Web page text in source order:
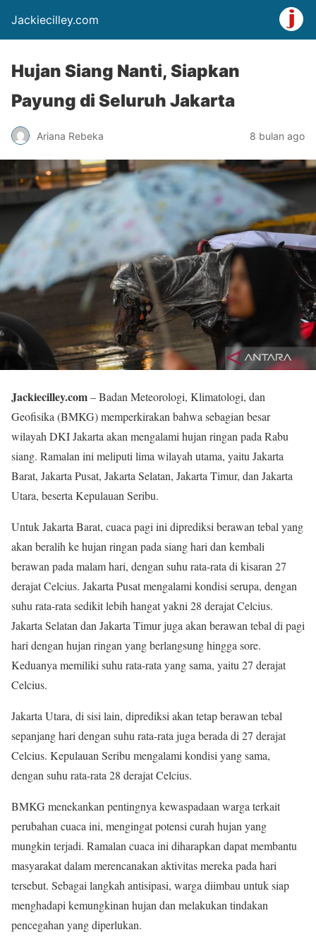
Jackiecilley.com
Hujan Siang Nanti, Siapkan
Payung di Seluruh Jakarta
Ariana Rebeka 8 bulan ago
Jackiecilley.com– Badan Meteorologi, Klimatologi, dan
Geofisika (BMKG) memperkirakan bahwa sebagian besar
wilayah DKI Jakarta akan mengalami hujan ringan pada Rabu
siang. Ramalan ini meliputi lima wilayah utama, yaitu Jakarta
Barat, Jakarta Pusat, Jakarta Selatan, Jakarta Timur, dan Jakarta
Utara, beserta Kepulauan Seribu.
Untuk Jakarta Barat, cuaca pagi ini diprediksi berawan tebal yang
akan beralih ke hujan ringan pada siang hari dan kembali
berawan pada malam hari, dengan suhu rata-rata di kisaran 27
derajat Celcius. Jakarta Pusat mengalami kondisi serupa, dengan
suhu rata-rata sedikit lebih hangat yakni 28 derajat Celcius.
Jakarta Selatan dan Jakarta Timur juga akan berawan tebal di pagi
hari dengan hujan ringan yang berlangsung hingga sore.
Keduanya memiliki suhu rata-rata yang sama, yaitu 27 derajat
Celcius.
Jakarta Utara, di sisi lain, diprediksi akan tetap berawan tebal
sepanjang hari dengan suhu rata-rata juga berada di 27 derajat
Celcius. Kepulauan Seribu mengalami kondisi yang sama,
dengan suhu rata-rata 28 derajat Celcius.
BMKG menekankan pentingnya kewaspadaan warga terkait
perubahan cuaca ini, mengingat potensi curah hujan yang
mungkin terjadi. Ramalan cuaca ini diharapkan dapat membantu
masyarakat dalam merencanakan aktivitas mereka pada hari
tersebut. Sebagai langkah antisipasi, warga diimbau untuk siap
menghadapi kemungkinan hujan dan melakukan tindakan
pencegahan yang diperlukan.